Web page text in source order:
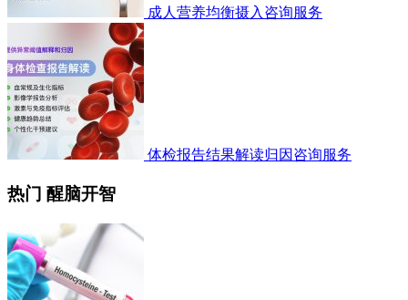
成人营养均衡摄入咨询服务
体检报告结果解读归因咨询服务
热门 醒脑开智